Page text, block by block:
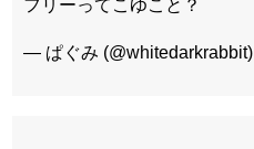
フリーってこゆこと？
— ぱぐみ (@whitedarkrabbit)